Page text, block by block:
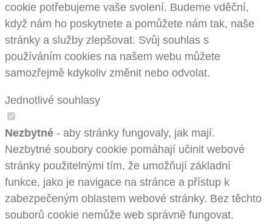
cookie potřebujeme vaše svolení. Budeme vděční,
když nám ho poskytnete a pomůžete nám tak, naše
stránky a služby zlepšovat. Svůj souhlas s
používáním cookies na našem webu můžete
samozřejmě kdykoliv změnit nebo odvolat.
Jednotlivé souhlasy
Nezbytné - aby stránky fungovaly, jak mají.
Nezbytné soubory cookie pomáhají učinit webové
stránky použitelnými tím, že umožňují základní
funkce, jako je navigace na stránce a přístup k
zabezpečeným oblastem webové stránky. Bez těchto
souborů cookie nemůže web správně fungovat.